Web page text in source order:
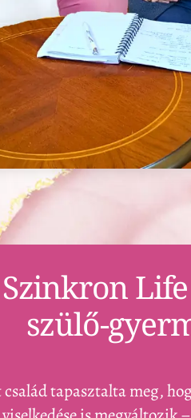
szülő-
tapasztalta meg,